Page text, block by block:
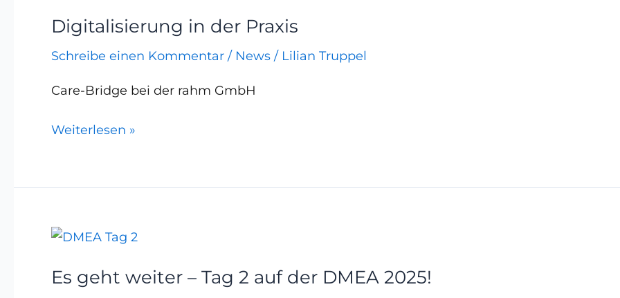
Digitalisierung in der Praxis
Schreibe einen Kommentar / News / Lilian Truppel
Care-Bridge bei der rahm GmbH
der
Praxis
Weiterlesen »
Es geht weiter – Tag 2 auf der DMEA 2025!
Es
weiter